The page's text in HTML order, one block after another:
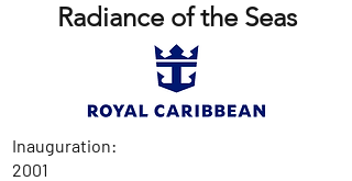
Radiance of the Seas
Inauguration:
2001